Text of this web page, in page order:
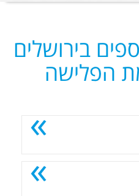
בירושלים
הפלישה